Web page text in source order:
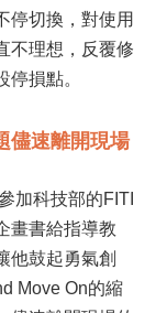
停切換，對使用
不理想，反覆修
損點。
儘速離開現場
加科技部的FITI
畫書給指導教
他鼓起勇氣創
Move On的縮